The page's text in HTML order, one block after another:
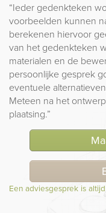
“Ieder gedenkteken
voorbeelden kunnen
berekenen hiervoor
van het gedenkteken
materialen en de
persoonlijke gesprek
eventuele
Meteen na het
plaatsing.”
Een adviesgesprek is